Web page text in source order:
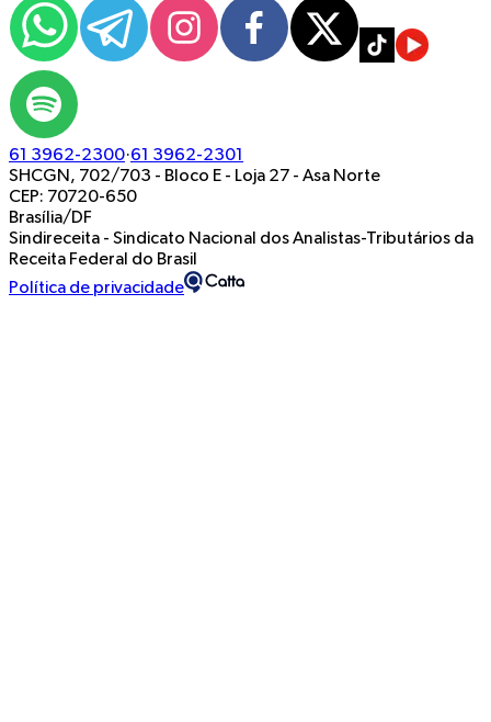
61 3962-2300·61 3962-2301
SHCGN, 702/703 - Bloco E - Loja 27 - Asa Norte
CEP: 70720-650
Brasília/DF
Sindireceita - Sindicato Nacional dos Analistas-Tributários da
Receita Federal do Brasil
Política de privacidade